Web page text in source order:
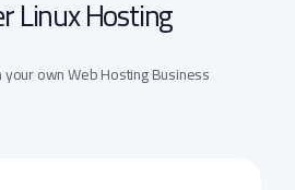
Linux Hosting
own Web Hosting Business